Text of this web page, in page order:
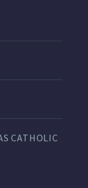
CATHOLIC